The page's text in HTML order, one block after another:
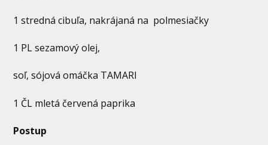
1 stredná cibuľa, nakrájaná na polmesiačky
1 PL sezamový olej,
soľ, sójová omáčka TAMARI
1 ČL mletá červená paprika
Postup